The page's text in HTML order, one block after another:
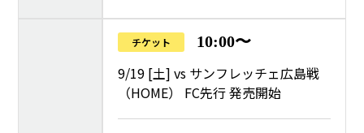
チケット 10:00〜
9/19 [土] vs サンフレッチェ広島戦
（HOME） FC先行 発売開始